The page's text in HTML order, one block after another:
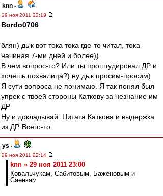
knn -
29 ноя 2011 22:19
Bordo0706
блян) дык вот тока тока где-то читал, тока
начиная 7-ми дней и более))
В чем вопрос-то? Или ты проштудировал ДР и
хочешь похвалица?) ну дык просим-просим)
Я сути вопроса не понимаю. Я так понял был
упрек с твоей стороны Каткову за незнание им
ДР
Ну и докладывай. Цитата Каткова и выдержка
из ДР. Всего-то.
ys -
29 ноя 2011 22:14
knn » 29 ноя 2011 23:00
Ковальчукам, Сабитовым, Баженовым и
Саенкам